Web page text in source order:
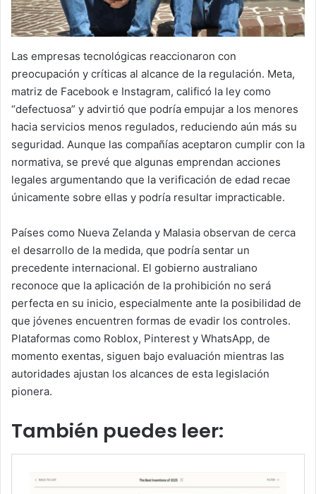
Las empresas tecnológicas reaccionaron con
preocupación y críticas al alcance de la regulación. Meta,
matriz de Facebook e Instagram, calificó la ley como
“defectuosa” y advirtió que podría empujar a los menores
hacia servicios menos regulados, reduciendo aún más su
seguridad. Aunque las compañías aceptaron cumplir con la
normativa, se prevé que algunas emprendan acciones
legales argumentando que la verificación de edad recae
únicamente sobre ellas y podría resultar impracticable.
Países como Nueva Zelanda y Malasia observan de cerca
el desarrollo de la medida, que podría sentar un
precedente internacional. El gobierno australiano
reconoce que la aplicación de la prohibición no será
perfecta en su inicio, especialmente ante la posibilidad de
que jóvenes encuentren formas de evadir los controles.
Plataformas como Roblox, Pinterest y WhatsApp, de
momento exentas, siguen bajo evaluación mientras las
autoridades ajustan los alcances de esta legislación
pionera.
También puedes leer: